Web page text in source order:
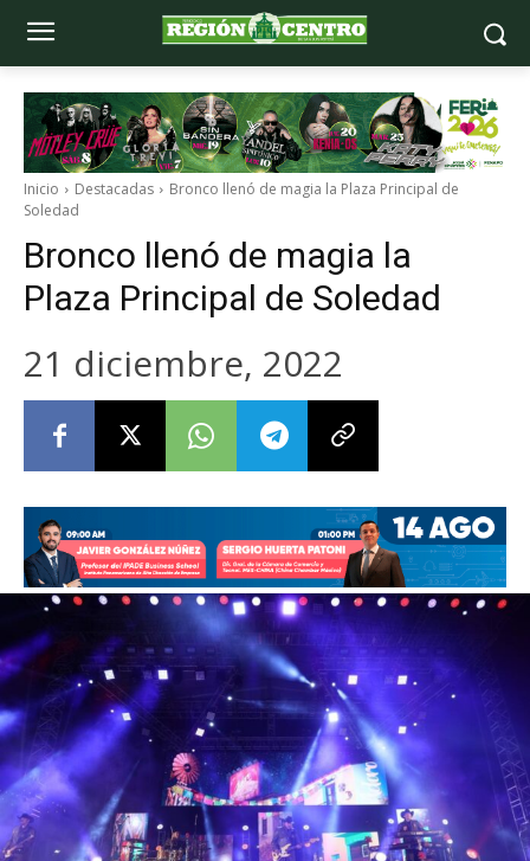
Inicio Destacadas
Bronco llenó de magia la Plaza Principal de
Soledad
Bronco llenó de magia la
Plaza Principal de Soledad
21 diciembre, 2022